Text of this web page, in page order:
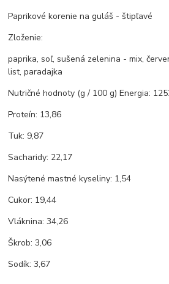
Paprikové korenie na guláš - štipľavé
Zloženie:
paprika, soľ, sušená zelenina - mix,
list, paradajka
Nutričné ​​hodnoty (g / 100 g) Energia:
Proteín: 13,86
Tuk: 9,87
Sacharidy: 22,17
Nasýtené mastné kyseliny: 1,54
Cukor: 19,44
Vláknina: 34,26
Škrob: 3,06
Sodík: 3,67